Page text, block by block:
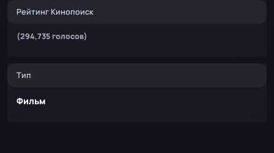
Рейтинг Кинопоиск
(294,735 голосов)
Тип
Фильм